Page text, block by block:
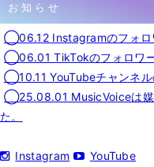
お知らせ
◯06.12 Instagramのフォロ
◯06.01 TikTokのフォロワー
◯10.11 YouTubeチャンネル
◯25.08.01 MusicVoiceは媒
た。
Instagram YouTube